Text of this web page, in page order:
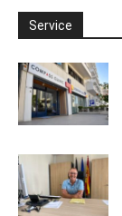
Service